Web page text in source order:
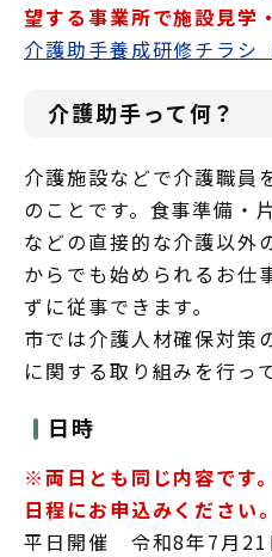
望する事業所で施設見学
介護助手養成研修チラシ
介護助手って何？
介護施設などで介護職員
のことです。食事準備・
などの直接的な介護以外
からでも始められるお仕
ずに従事できます。
市では介護人材確保対策
に関する取り組みを行っ
日時
※両日とも同じ内容です
日程にお申込みください。
平日開催 令和8年7月21